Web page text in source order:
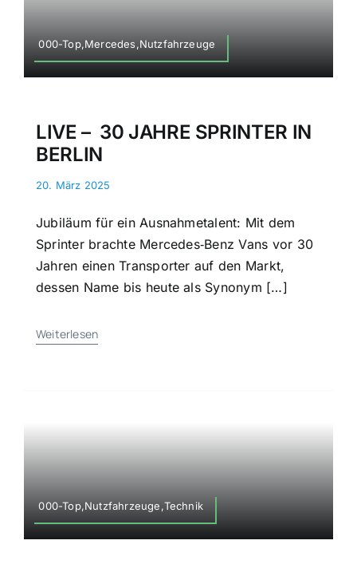
000-Top,Mercedes,Nutzfahrzeuge
LIVE – 30 JAHRE SPRINTER IN
BERLIN
20. März 2025
Jubiläum für ein Ausnahmetalent: Mit dem
Sprinter brachte Mercedes‑Benz Vans vor 30
Jahren einen Transporter auf den Markt,
dessen Name bis heute als Synonym […]
Weiterlesen
000-Top,Nutzfahrzeuge,Technik